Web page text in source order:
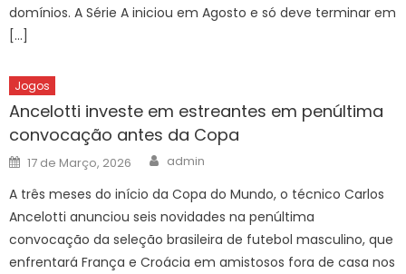
domínios. A Série A iniciou em Agosto e só deve terminar em
[…]
Jogos
Ancelotti investe em estreantes em penúltima
convocação antes da Copa
Posted
on
17 de Março, 2026 Author
admin
A três meses do início da Copa do Mundo, o técnico Carlos
Ancelotti anunciou seis novidades na penúltima
convocação da seleção brasileira de futebol masculino, que
enfrentará França e Croácia em amistosos fora de casa nos